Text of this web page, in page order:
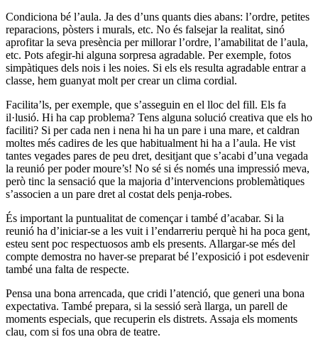
Condiciona bé l’aula. Ja des d’uns quants dies abans: l’ordre, petites
reparacions, pòsters i murals, etc. No és falsejar la realitat, sinó
aprofitar la seva presència per millorar l’ordre, l’amabilitat de l’aula,
etc. Pots afegir-hi alguna sorpresa agradable. Per exemple, fotos
simpàtiques dels nois i les noies. Si els els resulta agradable entrar a
classe, hem guanyat molt per crear un clima cordial.
Facilita’ls, per exemple, que s’asseguin en el lloc del fill. Els fa
il·lusió. Hi ha cap problema? Tens alguna solució creativa que els ho
faciliti? Si per cada nen i nena hi ha un pare i una mare, et caldran
moltes més cadires de les que habitualment hi ha a l’aula. He vist
tantes vegades pares de peu dret, desitjant que s’acabi d’una vegada
la reunió per poder moure’s! No sé si és només una impressió meva,
però tinc la sensació que la majoria d’intervencions problemàtiques
s’associen a un pare dret al costat dels penja-robes.
És important la puntualitat de començar i també d’acabar. Si la
reunió ha d’iniciar-se a les vuit i l’endarreriu perquè hi ha poca gent,
esteu sent poc respectuosos amb els presents. Allargar-se més del
compte demostra no haver-se preparat bé l’exposició i pot esdevenir
també una falta de respecte.
Pensa una bona arrencada, que cridi l’atenció, que generi una bona
expectativa. També prepara, si la sessió serà llarga, un parell de
moments especials, que recuperin els distrets. Assaja els moments
clau, com si fos una obra de teatre.